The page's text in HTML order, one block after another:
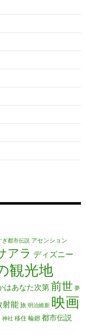
ぎ都市伝説 アセンション
アラ ディズニー
観光地
はあなた次第前世 夢
射能旅 明治維新 映画
神社 移住 輪廻 都市伝説